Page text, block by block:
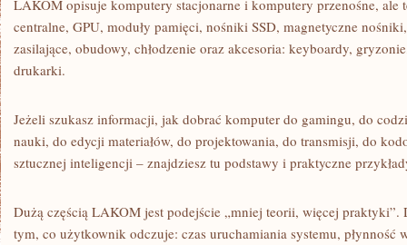
LAKOM opisuje komputery stacjonarne i komputery przenośne, ale
centralne, GPU, moduły pamięci, nośniki SSD, magnetyczne
zasilające, obudowy, chłodzenie oraz akcesoria: keyboardy,
drukarki.
Jeżeli szukasz informacji, jak dobrać komputer do gamingu, do
nauki, do edycji materiałów, do projektowania, do transmisji, do
sztucznej inteligencji – znajdziesz tu podstawy i praktyczne
Dużą częścią LAKOM jest podejście „mniej teorii, więcej praktyki”.
tym, co użytkownik odczuje: czas uruchamiania systemu, płynność